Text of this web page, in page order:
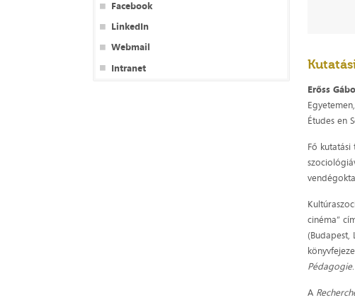
Facebook
LinkedIn
Webmail
Intranet
Erőss
Études en
Fő
cinéma”
(Budapest,
Pédagogie.
A